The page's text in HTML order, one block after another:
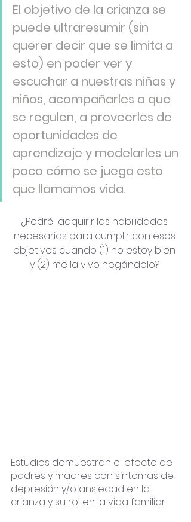
El objetivo de la crianza se
puede ultraresumir (sin
querer decir que se limita a
esto) en poder ver y
escuchar a nuestras niñas y
niños, acompañarles a que
se regulen, a proveerles de
oportunidades de
aprendizaje y modelarles un
poco cómo se juega esto
que llamamos vida.
¿Podré  adquirir las habilidades
necesarias para cumplir con esos
objetivos cuando (1) no estoy bien
y (2) me la vivo negándolo?
Estudios demuestran el efecto de
padres y madres con síntomas de
depresión y/o ansiedad en la
crianza y su rol en la vida familiar.